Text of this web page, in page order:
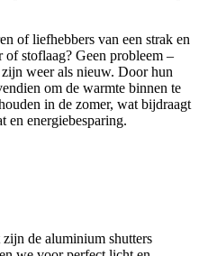
of liefhebbers van een strak en
stoflaag? Geen probleem –
weer als nieuw. Door hun
om de warmte binnen te
in de zomer, wat bijdraagt
en energiebesparing.
de aluminium shutters